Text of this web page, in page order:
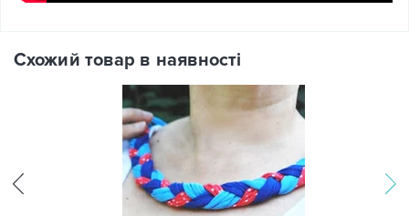
Схожий товар в наявності